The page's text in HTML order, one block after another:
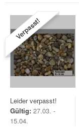
Verpasst!
Leider verpasst!
Gültig: 27.03. -
15.04.